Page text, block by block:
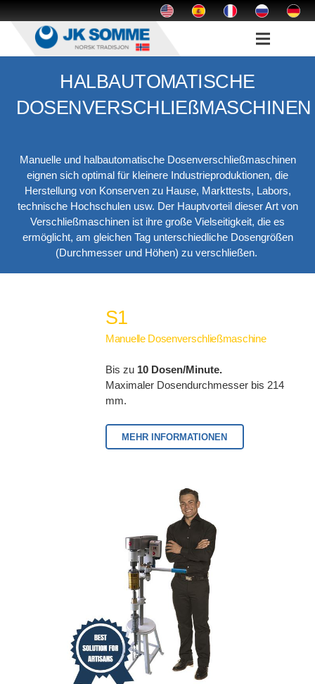
HALBAUTOMATISCHE
DOSENVERSCHLIEßMASCHINEN
Manuelle und halbautomatische Dosenverschließmaschinen
eignen sich optimal für kleinere Industrieproduktionen, die
Herstellung von Konserven zu Hause, Markttests, Labors,
technische Hochschulen usw. Der Hauptvorteil dieser Art von
Verschließmaschinen ist ihre große Vielseitigkeit, die es
ermöglicht, am gleichen Tag unterschiedliche Dosengrößen
(Durchmesser und Höhen) zu verschließen.
S1
Manuelle Dosenverschließmaschine
Bis zu 10 Dosen/Minute.
Maximaler Dosendurchmesser bis 214
mm.
MEHR INFORMATIONEN